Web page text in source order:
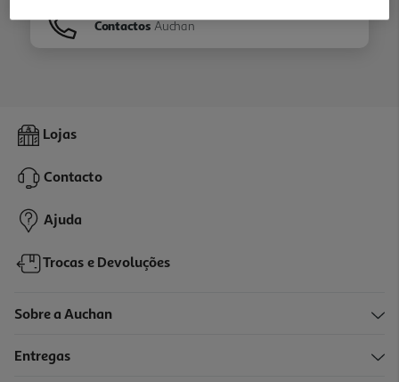
Contactos Auchan
Lojas
Contacto
Ajuda
Trocas e Devoluções
Sobre a Auchan
Entregas